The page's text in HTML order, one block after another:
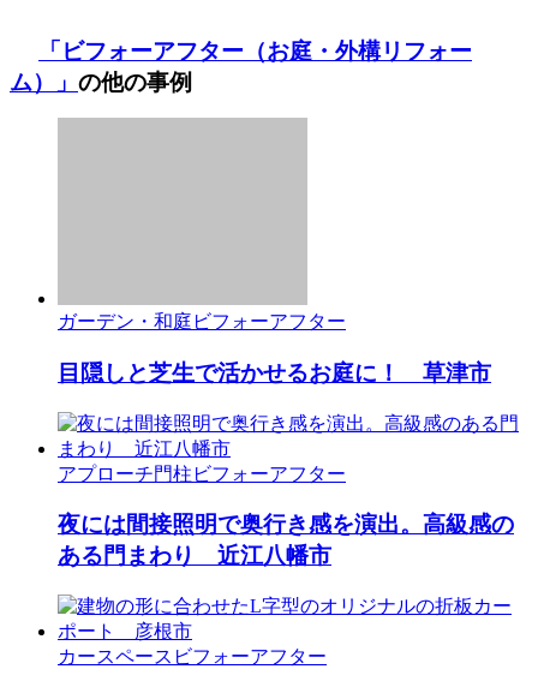
「ビフォーアフター（お庭・外構リフォー
ム）」 の他の事例
ガーデン・和庭 ビフォーアフター
目隠しと芝生で活かせるお庭に！ 草津市
アプローチ門柱 ビフォーアフター
夜には間接照明で奥行き感を演出。高級感の
ある門まわり 近江八幡市
カースペース ビフォーアフター